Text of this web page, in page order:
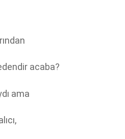
acaba?
ama